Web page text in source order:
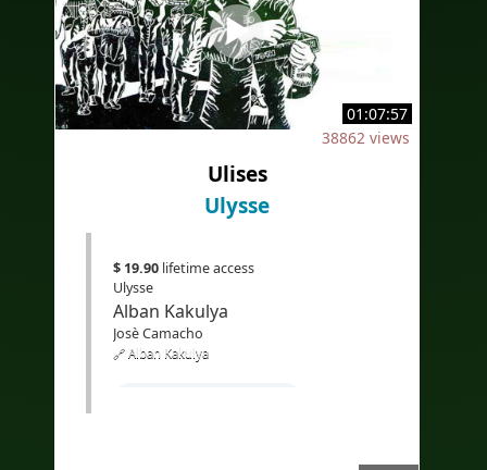
#subtitlesinEnglish
#Subtítulosbilingües
#Translation
#AI
#Bilingual
#bilingualcaptions
#EdTech01:07:57
38862 views
Ulises
Ulysse
$ 19.90 lifetime access
Ulysse
Alban Kakulya
Josè Camacho
🔗 Alban Kakulya